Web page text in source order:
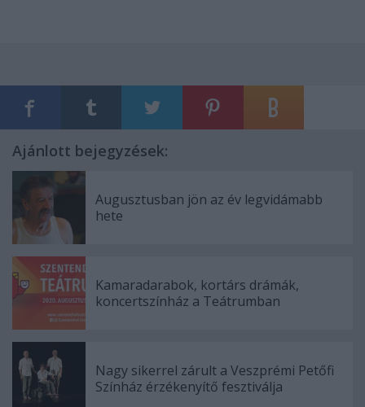
Ajánlott bejegyzések:
Augusztusban jön az év legvidámabb
hete
Kamaradarabok, kortárs drámák,
koncertszínház a Teátrumban
Nagy sikerrel zárult a Veszprémi Petőfi
Színház érzékenyítő fesztiválja